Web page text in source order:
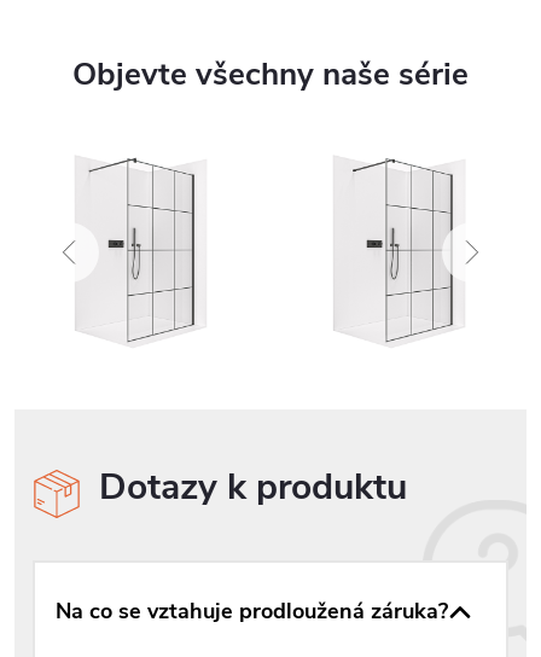
Objevte všechny naše série
Dotazy k produktu
Na co se vztahuje prodloužená záruka?